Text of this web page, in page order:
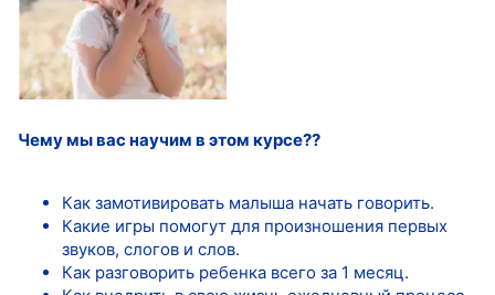
Чему мы вас научим в этом курсе??
Как замотивировать малыша начать говорить.
Какие игры помогут для произношения первых
звуков, слогов и слов.
Как разговорить ребенка всего за 1 месяц.